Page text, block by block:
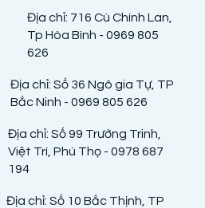
Địa chỉ: 716 Cù Chính Lan,
Tp Hòa Bình - 0969 805
626
Địa chỉ: Số 36 Ngô gia Tự, TP
Bắc Ninh - 0969 805 626
Địa chỉ: Số 99 Trường Trinh,
Việt Trì, Phú Thọ - 0978 687
194
Địa chỉ: Số 10 Bắc Thịnh, TP